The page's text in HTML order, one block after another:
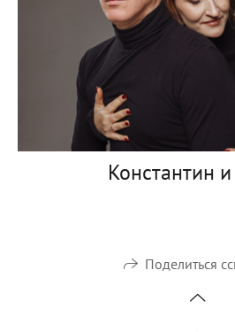
Константин
Поделиться